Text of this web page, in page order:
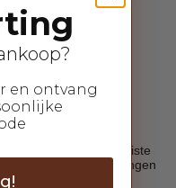
die kloppen.
kleur je laat stralen,
met wie jij bent. De juiste
je uitstraling en brengen
en ontvang